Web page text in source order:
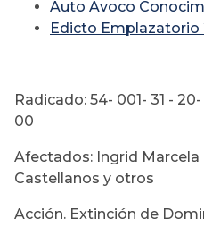
Auto Avoco
Edicto Emplazatorio
Radicado: 54- 001- 31 -
00
Afectados: Ingrid Marcela
Castellanos y otros
Acción. Extinción de